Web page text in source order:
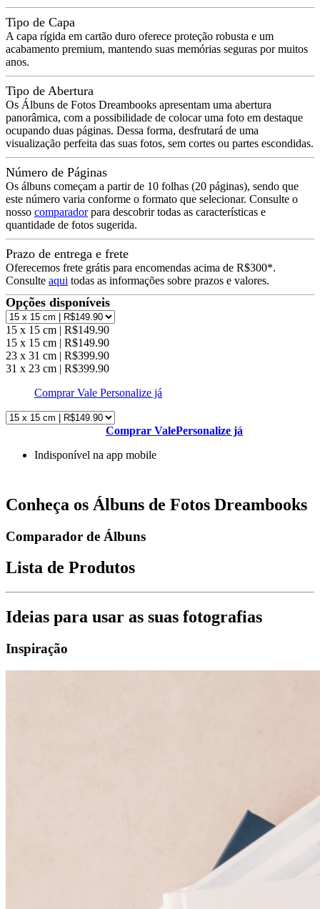
Tipo de Capa
A capa rígida em cartão duro oferece proteção robusta e um
acabamento premium, mantendo suas memórias seguras por muitos
anos.
Tipo de Abertura
Os Álbuns de Fotos Dreambooks apresentam uma abertura
panorâmica, com a possibilidade de colocar uma foto em destaque
ocupando duas páginas. Dessa forma, desfrutará de uma
visualização perfeita das suas fotos, sem cortes ou partes escondidas.
Número de Páginas
Os álbuns começam a partir de 10 folhas (20 páginas), sendo que
este número varia conforme o formato que selecionar. Consulte o
nosso comparadorpara descobrir todas as características e
quantidade de fotos sugerida.
Prazo de entrega e frete
Oferecemos frete grátis para encomendas acima de R$300*.
Consulte aqui todas as informações sobre prazos e valores.
Opções disponíveis
15 x 15 cm | R$149.90
15 x 15 cm | R$149.90
23 x 31 cm | R$399.90
31 x 23 cm | R$399.90
Comprar Vale Personalize já
Comprar ValePersonalize já
Indisponível na app mobile
Conheça os Álbuns de Fotos Dreambooks
Comparador de Álbuns
Lista de Produtos
Ideias para usar as suas fotografias
Inspiração